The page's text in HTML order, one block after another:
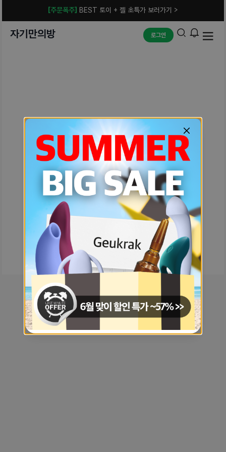
[주문폭주] BEST 토이 + 젤 초특가 보러가기 >
자기만의방 로그인
예상치 못한 에러입니다.